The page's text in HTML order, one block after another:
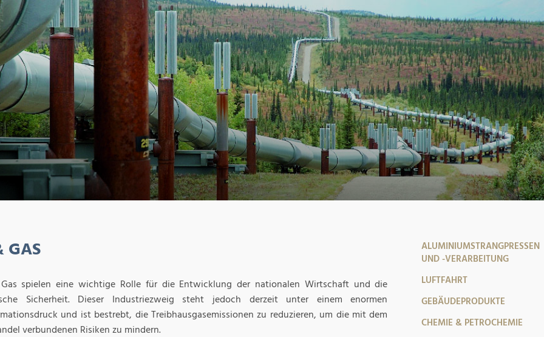
ALUMINIUMSTRANGPRESSEN
UND -VERARBEITUNG
LUFTFAHRT
GEBÄUDEPRODUKTE
CHEMIE & PETROCHEMIE
GAS
spielen eine wichtige Rolle für die Entwicklung der nationalen Wirtschaft und die
Sicherheit. Dieser Industriezweig steht jedoch derzeit unter einem enormen
und ist bestrebt, die Treibhausgasemissionen zu reduzieren, um die mit dem
verbundenen Risiken zu mindern.